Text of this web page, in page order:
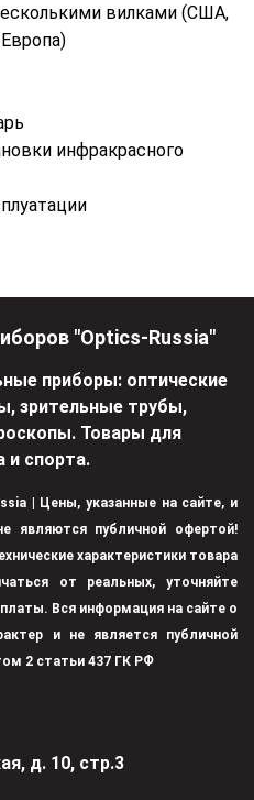
вилками (США,
инфракрасного
"Optics-Russia"
приборы: оптические
зрительные трубы,
Товары для
и спорта.
| Цены, указанные на сайте, и
являются публичной офертой!
характеристики товара
от реальных, уточняйте
Вся информация на сайте о
и не является публичной
2 статьи 437 ГК РФ
д. 10, стр.3